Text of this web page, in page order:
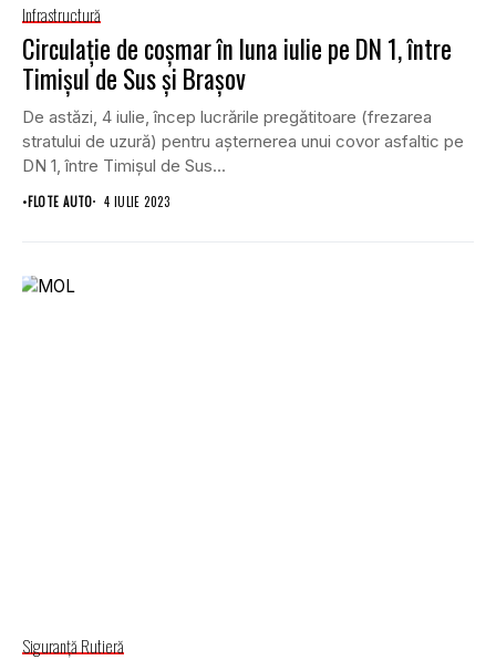
Infrastructură
Circulație de coșmar în luna iulie pe DN 1, între
Timișul de Sus și Brașov
De astăzi, 4 iulie, încep lucrările pregătitoare (frezarea
stratului de uzură) pentru așternerea unui covor asfaltic pe
DN 1, între Timișul de Sus...
•FLOTE AUTO 4 IULIE 2023
Siguranţă Rutieră